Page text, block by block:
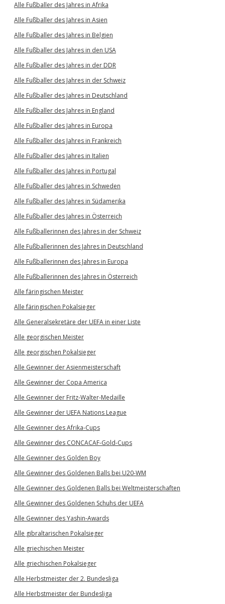
Alle Fußballer des Jahres in Afrika
Alle Fußballer des Jahres in Asien
Alle Fußballer des Jahres in Belgien
Alle Fußballer des Jahres in den USA
Alle Fußballer des Jahres in der DDR
Alle Fußballer des Jahres in der Schweiz
Alle Fußballer des Jahres in Deutschland
Alle Fußballer des Jahres in England
Alle Fußballer des Jahres in Europa
Alle Fußballer des Jahres in Frankreich
Alle Fußballer des Jahres in Italien
Alle Fußballer des Jahres in Portugal
Alle Fußballer des Jahres in Schweden
Alle Fußballer des Jahres in Südamerika
Alle Fußballer des Jahres in Österreich
Alle Fußballerinnen des Jahres in der Schweiz
Alle Fußballerinnen des Jahres in Deutschland
Alle Fußballerinnen des Jahres in Europa
Alle Fußballerinnen des Jahres in Österreich
Alle färingischen Meister
Alle färingischen Pokalsieger
Alle Generalsekretäre der UEFA in einer Liste
Alle georgischen Meister
Alle georgischen Pokalsieger
Alle Gewinner der Asienmeisterschaft
Alle Gewinner der Copa America
Alle Gewinner der Fritz-Walter-Medaille
Alle Gewinner der UEFA Nations League
Alle Gewinner des Afrika-Cups
Alle Gewinner des CONCACAF-Gold-Cups
Alle Gewinner des Golden Boy
Alle Gewinner des Goldenen Balls bei U20-WM
Alle Gewinner des Goldenen Balls bei Weltmeisterschaften
Alle Gewinner des Goldenen Schuhs der UEFA
Alle Gewinner des Yashin-Awards
Alle gibraltarischen Pokalsieger
Alle griechischen Meister
Alle griechischen Pokalsieger
Alle Herbstmeister der 2. Bundesliga
Alle Herbstmeister der Bundesliga